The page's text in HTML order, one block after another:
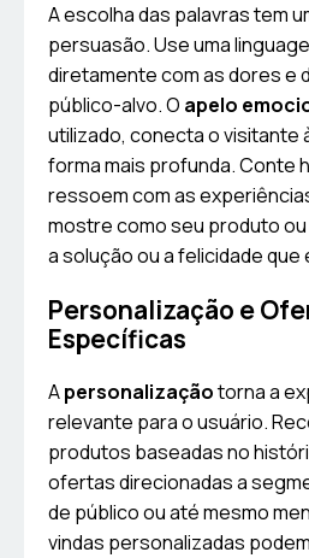
A escolha das palavras tem
persuasão. Use uma
diretamente com as dores e
público-alvo. O apelo
utilizado, conecta o visitante
forma mais profunda. Conte
ressoem com as
mostre como seu produto
a solução ou a felicidade que
Personalização e
Específicas
Apersonalizaçãotorna a
relevante para o usuário.
produtos baseadas no
ofertas direcionadas a
de público ou até mesmo
vindas personalizadas